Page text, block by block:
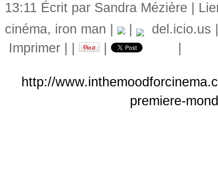
13:11 Écrit par Sandra Mézière |
cinéma, iron man del.icio.us
Imprimer
http://
premiere-